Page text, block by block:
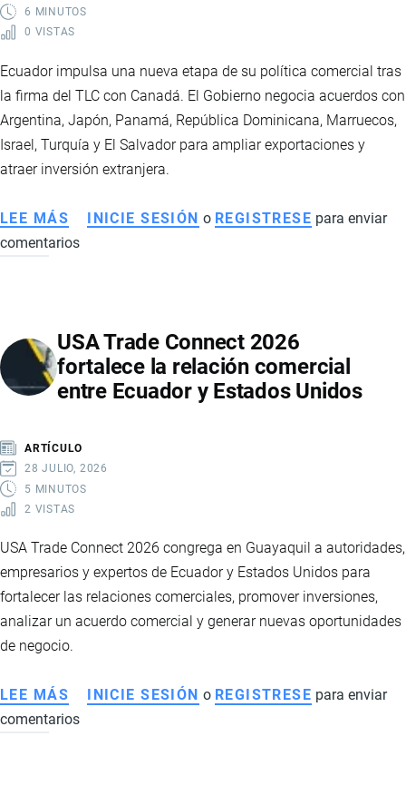
GAMA
DE
ELÉCTRICOS
HÍBRIDOS
6 MINUTOS
0 VISTAS
Ecuador impulsa una nueva etapa de su política comercial tras
la firma del TLC con Canadá. El Gobierno negocia acuerdos con
Argentina, Japón, Panamá, República Dominicana, Marruecos,
Israel, Turquía y El Salvador para ampliar exportaciones y
atraer inversión extranjera.
LEE MÁS SOBRE
ECUADOR
COMERCIAL
CON
NUEVOS
TRAS
EL
TLC
INICIE SESIÓN o REGISTRESE para enviar
comentarios
USA Trade Connect 2026
fortalece la relación comercial
entre Ecuador y Estados Unidos
ARTÍCULO
28 JULIO, 2026
5 MINUTOS
2 VISTAS
USA Trade Connect 2026 congrega en Guayaquil a autoridades,
empresarios y expertos de Ecuador y Estados Unidos para
fortalecer las relaciones comerciales, promover inversiones,
analizar un acuerdo comercial y generar nuevas oportunidades
de negocio.
LEE MÁS SOBRE
USA
INICIE SESIÓN o REGISTRESE para enviar
comentarios